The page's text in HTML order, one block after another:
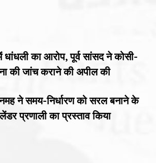
धांधली का आरोप, पूर्व सांसद ने कोसी-
की जांच कराने की अपील की
नमह ने समय-निर्धारण को सरल बनाने के
प्रणाली का प्रस्ताव किया